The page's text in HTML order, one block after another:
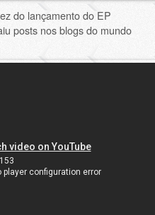
do lançamento do EP
posts nos blogs do mundo